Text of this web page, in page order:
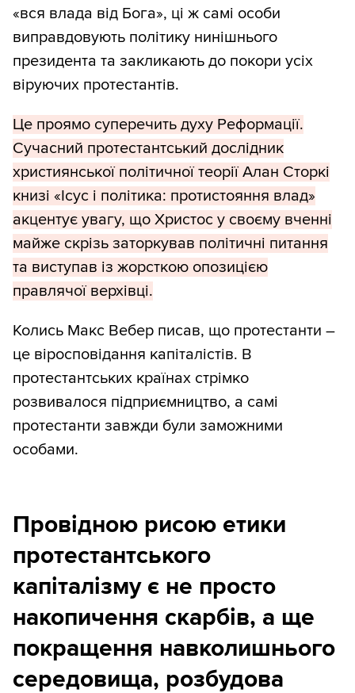
«вся влада від Бога», ці ж самі особи
виправдовують політику нинішнього
президента та закликають до покори усіх
віруючих протестантів.
Це проямо суперечить духу Реформації.
Сучасний протестантський дослідник
християнської політичної теорії Алан Сторкі
книзі «Ісус і політика: протистояння влад»
акцентує увагу, що Христос у своєму вченні
майже скрізь заторкував політичні питання
та виступав із жорсткою опозицією
правлячої верхівці.
Колись Макс Вебер писав, що протестанти –
це віросповідання капіталістів. В
протестантських країнах стрімко
розвивалося підприємництво, а самі
протестанти завжди були заможними
особами.
Провідною рисою етики
протестантського
капіталізму є не просто
накопичення скарбів, а ще
покращення навколишнього
середовища, розбудова